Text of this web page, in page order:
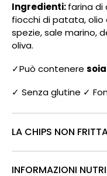
Ingredienti:farina di
fiocchi di patata, olio
spezie, sale marino,
oliva.
✓Può contenere soia
✓ Senza glutine ✓
LA CHIPS NON
INFORMAZIONI